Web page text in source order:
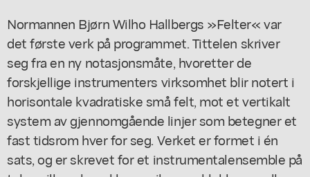
Normannen Bjørn Wilho Hallbergs »Felter« var
det første verk på programmet. Tittelen skriver
seg fra en ny notasjonsmåte, hvoretter de
forskjellige instrumenters virksomhet blir notert i
horisontale kvadratiske små felt, mot et vertikalt
system av gjennomgående linjer som betegner et
fast tidsrom hver for seg. Verket er formet i én
sats, og er skrevet for et instrumentalensemble på